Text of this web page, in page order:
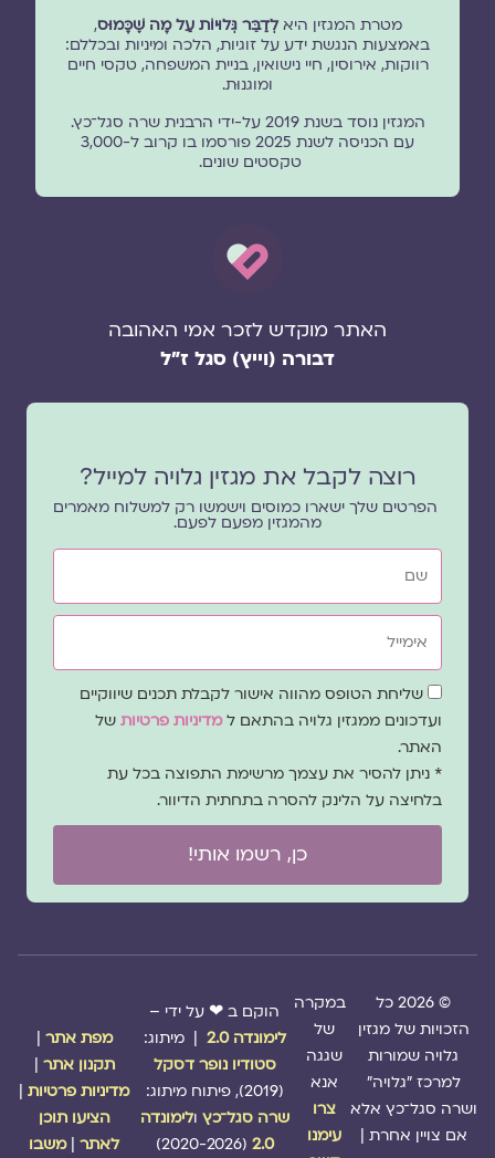
מטרת המגזין היאלְדַבֵּר גְּלוּיוֹת עַל מָה שֶׁכָּמוּס,
באמצעות הנגשת ידע על זוגיות, הלכה ומיניות ובכללם:
רווקות, אירוסין, חיי נישואין, בניית המשפחה, טקסי חיים
ומוגנוּת.
המגזין נוסד בשנת 2019 על-ידי הרבנית שרה סגל־כץ.
עם הכניסה לשנת 2025 פורסמו בו קרוב ל-3,000
טקסטים שונים.
האתר מוקדש לזכר אמי האהובה
דבורה (וייץ) סגל ז"ל
רוצה לקבל את מגזין גלויה למייל?
הפרטים שלך ישארו כמוסים וישמשו רק למשלוח מאמרים
מהמגזין מפעם לפעם.
שם
אימייל
שדה
הסכמה
שליחת הטופס מהווה אישור לקבלת תכנים שיווקיים
ועדכונים ממגזין גלויה בהתאם ל מדיניות פרטיותשל
האתר.
* ניתן להסיר את עצמך מרשימת התפוצה בכל עת
בלחיצה על הלינק להסרה בתחתית הדיוור.
כן, רשמו אותי!
© 2026 כל
הזכויות של מגזין
גלויה שמורות
למרכז "גלויה"
ושרה סגל־כץ אלא
אם צויין אחרת |
במקרה
של
שגגה
אנא
צרו
עימנו
הוקם ב ❤ על ידי –
לימונדה 2.0
| מיתוג:
סטודיו נופר דסקל
שרה סגל־כץולימונדה
2.0
(2020-2026)
מפת אתר|
תקנון אתר|
מדיניות פרטיות|
הציעו תוכן
לאתר| משבו